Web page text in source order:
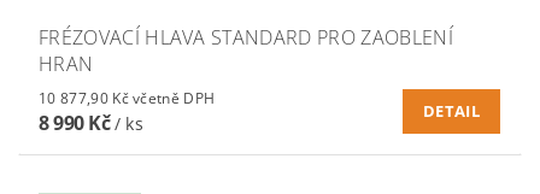
FRÉZOVACÍ HLAVA STANDARD PRO ZAOBLENÍ
HRAN
10 877,90 Kč včetně DPH
8 990 Kč/ ks
DETAIL